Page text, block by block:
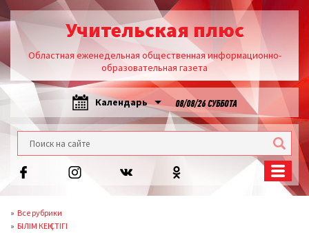
Учительская плюс
Областная еженедельная общественная информационно-
образовательная газета
Календарь 08/08/26 СУББОТА
Все рубрики
БІЛІМ КЕҢІСТІГІ